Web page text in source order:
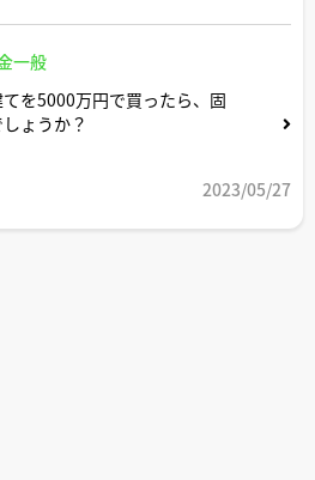
一般
を5000万円で買ったら、固
ょうか？
2023/05/27